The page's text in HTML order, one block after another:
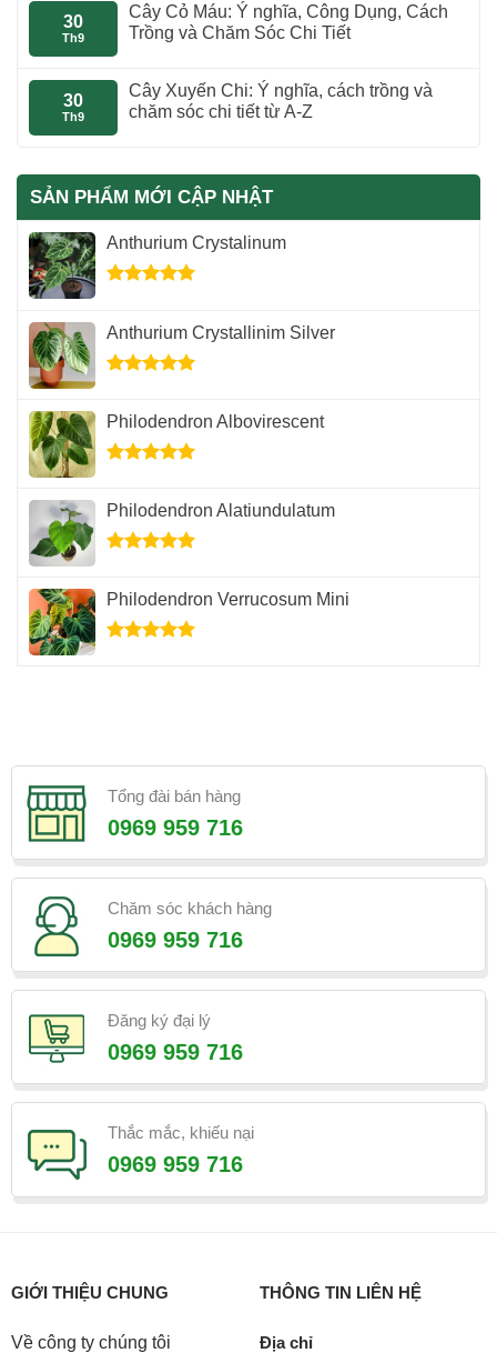
30
Th9
Cây Cỏ Máu: Ý nghĩa, Công Dụng, Cách
Trồng và Chăm Sóc Chi Tiết
30
Th9
Cây Xuyến Chi: Ý nghĩa, cách trồng và
chăm sóc chi tiết từ A-Z
SẢN PHẨM MỚI CẬP NHẬT
Anthurium Crystalinum
5 sao
Anthurium Crystallinim Silver
5 sao
Philodendron Albovirescent
5 sao
Philodendron Alatiundulatum
5 sao
Philodendron Verrucosum Mini
Tổng đài bán hàng
0969 959 716
Chăm sóc khách hàng
0969 959 716
Đăng ký đại lý
0969 959 716
Thắc mắc, khiếu nại
0969 959 716
GIỚI THIỆU CHUNG
Về công ty chúng tôi
THÔNG TIN LIÊN HỆ
Địa chỉ